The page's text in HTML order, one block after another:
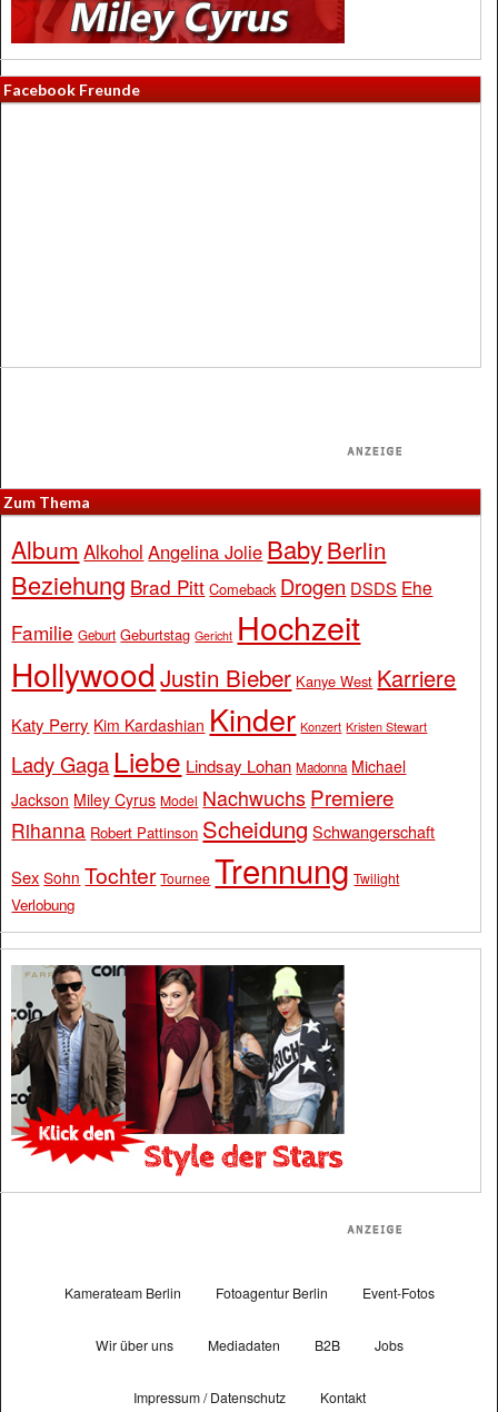
Facebook Freunde
Zum Thema
Album Alkohol Angelina Jolie BabyBerlin
Beziehung Brad Pitt Comeback Drogen DSDS Ehe
Familie Geburt Geburtstag Gericht Hochzeit
Hollywood Justin Bieber Kanye West Karriere
Katy Perry Kim Kardashian Kinder Konzert Kristen Stewart
Lady Gaga Liebe Lindsay Lohan Madonna Michael
Jackson Miley Cyrus Model Nachwuchs Premiere
Rihanna Robert Pattinson Scheidung Schwangerschaft
Sex Sohn Tochter Tournee Trennung Twilight
Verlobung
Kamerateam Berlin Fotoagentur Berlin Event-Fotos
Wir über uns Mediadaten B2B Jobs
Impressum / Datenschutz Kontakt